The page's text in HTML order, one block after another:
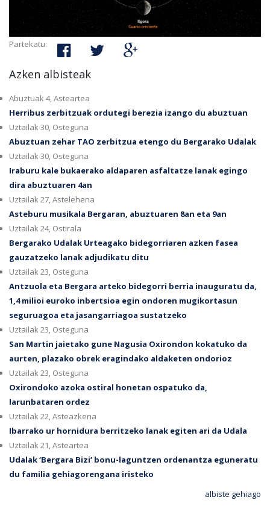
Partekatu:
Azken albisteak
Abuztuak 4, Asteartea
Herribus zerbitzuak ordutegi berezia izango du abuztuan
Uztailak 30, Osteguna
Abuztuan zehar TAO zerbitzua etengo du Bergarako Udalak
Uztailak 30, Osteguna
Iraburu kale bukaerako aldaparen asfaltatze lanak egingo
dira abuztuaren 4an
Uztailak 27, Astelehena
Asteburu musikala Bergaran, abuztuaren 8an eta 9an
Uztailak 24, Ostirala
Bergarako Udalak Urteagako bidegorriaren azken fasea
gauzatzeko lanak adjudikatu ditu
Uztailak 23, Osteguna
Antzuola eta Bergara arteko bidegorri berria inauguratu da,
1,4 milioi euroko inbertsioa egin ondoren mugikortasun
seguruagoa eta jasangarriagoa sustatzeko
Uztailak 23, Osteguna
San Martin jaietako gune Nagusia Oxirondon kokatuko da
aurten, plazako obrek eragindako aldaketen ondorioz
Uztailak 23, Osteguna
Oxirondoko azoka ostiral honetan ospatuko da,
larunbataren ordez
Uztailak 22, Asteazkena
Ibarrako ur hornidura berritzeko lanak egiten ari da Udala
Uztailak 21, Asteartea
Udalak ‘Bergara Bizi’ bonu-laguntzen ordenantza eguneratu
du familia gehiagorengana iristeko
albiste gehiago